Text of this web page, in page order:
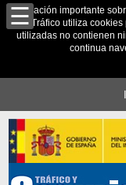
Información importante
de Tráfico utiliza
utilizadas no contienen
continua